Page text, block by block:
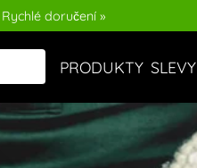
Rychlé doručení »
PRODUKTY SLEVY